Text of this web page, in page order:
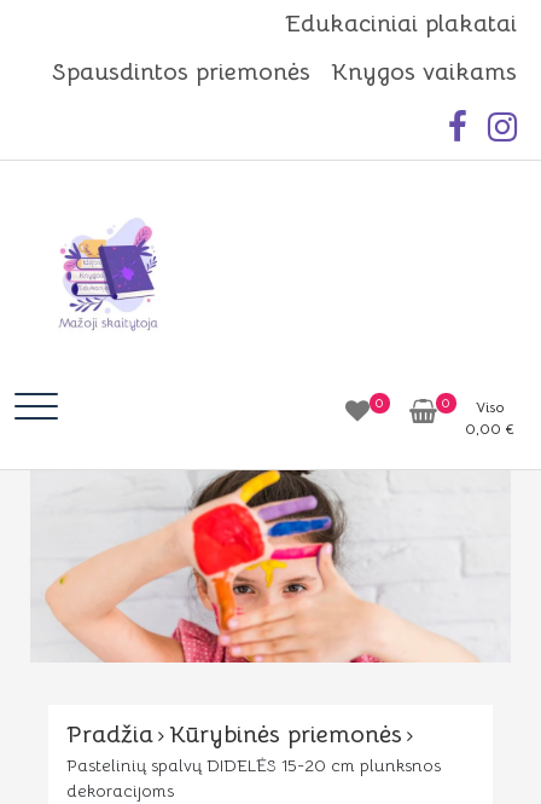
content
Edukaciniai plakatai
Spausdintos priemonės
Knygos vaikams
0 0
Viso
0,00 €
Pradžia Kūrybinės priemonės
Pastelinių spalvų DIDELĖS 15-20 cm plunksnos
dekoracijoms